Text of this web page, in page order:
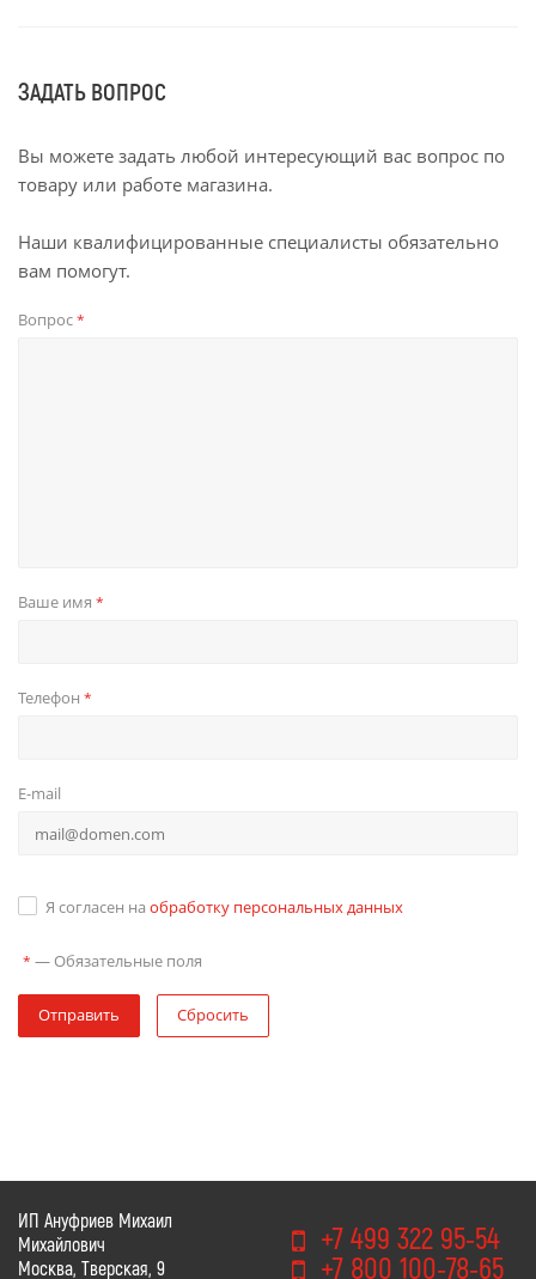
ЗАДАТЬ ВОПРОС
Вы можете задать любой интересующий вас вопрос по
товару или работе магазина.
Наши квалифицированные специалисты обязательно
вам помогут.
Вопрос*
Ваше имя *
Телефон *
E-mail
Я согласен на обработку персональных данных
* — Обязательные поля
Отправить Сбросить
ИП Ануфриев Михаил
Михайлович
Москва, Тверская, 9
+7 499 322 95-54
+7 800 100-78-65